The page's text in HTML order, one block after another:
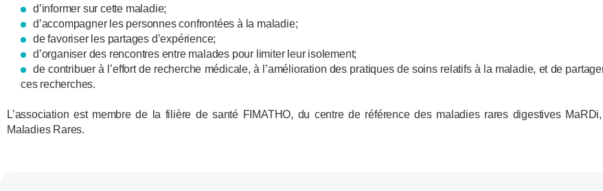
d’informer sur cette maladie;
d’accompagner les personnes confrontées à la maladie;
de favoriser les partages d’expérience;
d’organiser des rencontres entre malades pour limiter leur isolement;
de contribuer à l’effort de recherche médicale, à l’amélioration des pratiques de soins relatifs à la maladie, et de
ces recherches.
L’association est membre de la filière de santé FIMATHO, du centre de référence des maladies rares digestives
Maladies Rares.